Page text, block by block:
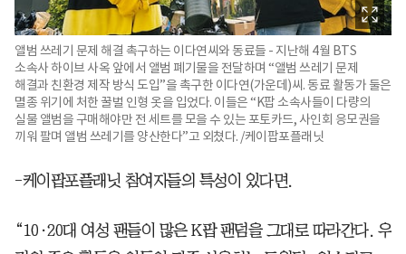
앨범 쓰레기 문제 해결 촉구하는 이다연씨와 동료들 - 지난해 4월 BTS
소속사 하이브 사옥 앞에서 앨범 폐기물을 전달하며 “앨범 쓰레기 문제
해결과 친환경 제작 방식 도입”을 촉구한 이다연(가운데)씨. 동료 활동가 둘은
멸종 위기에 처한 꿀벌 인형 옷을 입었다. 이들은 “K팝 소속사들이 다량의
실물 앨범을 구매해야만 전 세트를 모을 수 있는 포토카드, 사인회 응모권을
끼워 팔며 앨범 쓰레기를 양산한다”고 외쳤다. /케이팝포플래닛
-케이팝포플래닛 참여자들의 특성이 있다면.
“10·20대 여성 팬들이 많은 K팝 팬덤을 그대로 따라간다. 우